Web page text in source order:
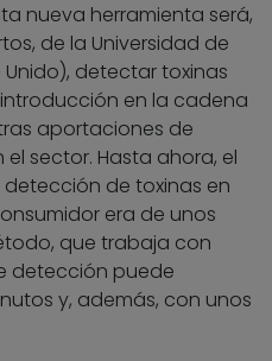
nueva herramienta será,
de la Universidad de
Unido), detectar toxinas
en la cadena
aportaciones de
sector. Hasta ahora, el
de toxinas en
era de unos
que trabaja con
detección puede
y, además, con unos